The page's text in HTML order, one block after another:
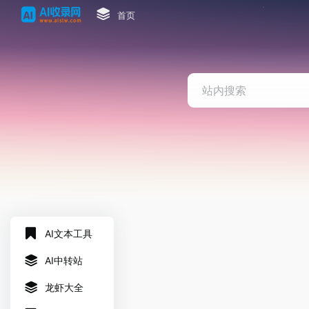
首页
AI文本工具
AI中转站
龙虾大全